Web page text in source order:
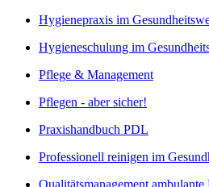
Hygienepraxis im
Hygieneschulung im
Pflege & Management
Pflegen - aber sicher!
Praxishandbuch PDL
Professionell reinigen im
Qualitätsmanagement ambulante